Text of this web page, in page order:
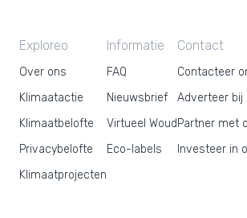
Exploreo
Over ons
Klimaatactie
Klimaatbelofte
Privacybelofte
Klimaatprojecten
Informatie
FAQ
Nieuwsbrief
Virtueel Woud
Eco-labels
Contact
Contacteer
Adverteer bij
Partner met
Investeer in